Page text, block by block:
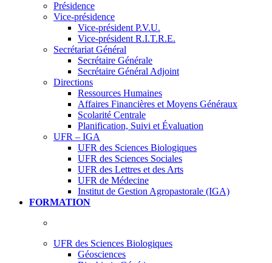
Présidence
Vice-présidence
Vice-président P.V.U.
Vice-président R.I.T.R.E.
Secrétariat Général
Secrétaire Générale
Secrétaire Général Adjoint
Directions
Ressources Humaines
Affaires Financières et Moyens Généraux
Scolarité Centrale
Planification, Suivi et Évaluation
UFR – IGA
UFR des Sciences Biologiques
UFR des Sciences Sociales
UFR des Lettres et des Arts
UFR de Médecine
Institut de Gestion Agropastorale (IGA)
FORMATION
UFR des Sciences Biologiques
Géosciences